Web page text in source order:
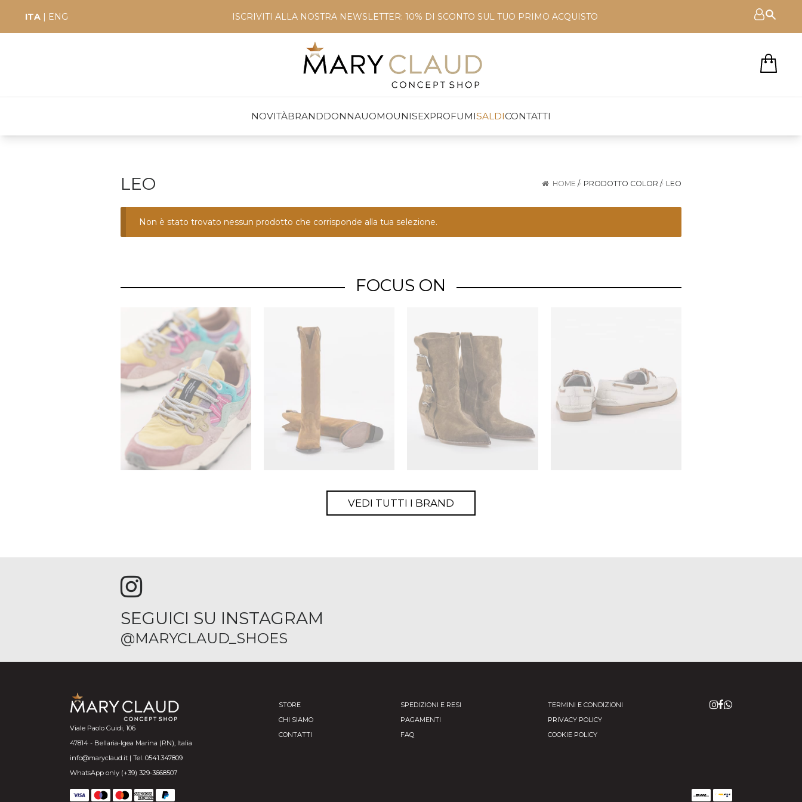
ITA | ENG ISCRIVITI ALLA NOSTRA NEWSLETTER: 10% DI SCONTO SUL TUO PRIMO ACQUISTO
NOVITÀBRANDDONNAUOMOUNISEXPROFUMISALDICONTATTI
LEO HOME / PRODOTTO COLOR / LEO
Non è stato trovato nessun prodotto che corrisponde alla tua selezione.
FOCUS ON
VEDI TUTTI I BRAND
SEGUICI SU INSTAGRAM
@MARYCLAUD_SHOES
Viale Paolo Guidi, 106
47814 - Bellaria-Igea Marina (RN), Italia
info@maryclaud.it | Tel. 0541.347809
WhatsApp only (+39) 329-3668507
STORE
CHI SIAMO
CONTATTI
SPEDIZIONI E RESI
PAGAMENTI
FAQ
TERMINI E CONDIZIONI
PRIVACY POLICY
COOKIE POLICY